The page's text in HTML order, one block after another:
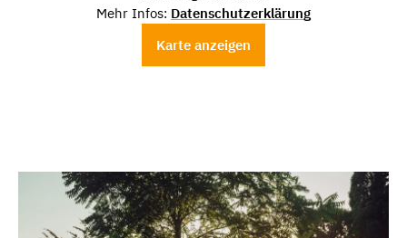
Mehr Infos: Datenschutzerklärung
Karte anzeigen